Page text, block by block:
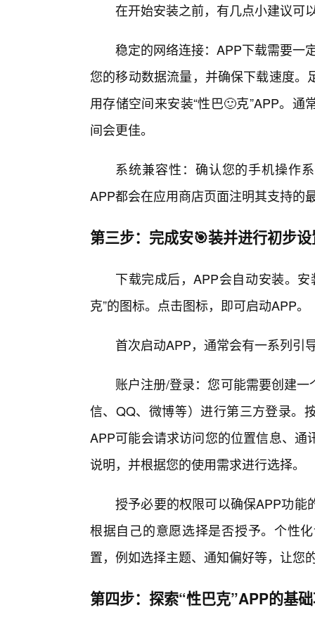
在开始安装之前，有几点小建议可
稳定的网络连接：APP下载需要一
您的移动数据流量，并确保下载速度
用存储空间来安装“性巴🙂克”APP。
间会更佳。
系统兼容性：确认您的手机操作
APP都会在应用商店页面注明其支持的
第三步：完成安🎯装并进行初步
下载完成后，APP会自动安装。
克”的图标。点击图标，即可启动APP。
首次启动APP，通常会有一系列引
账户注册/登录：您可能需要创建
信、QQ、微博等）进行第三方登录。
APP可能会请求访问您的位置信息、
说明，并根据您的使用需求进行选择。
授予必要的权限可以确保APP功能
根据自己的意愿选择是否授予。个性
置，例如选择主题、通知偏好等，让您
第四步：探索“性巴克”APP的基